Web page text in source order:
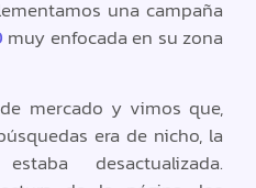
una campaña
muy enfocada en su zona
mercado y vimos que,
era de nicho, la
desactualizada.